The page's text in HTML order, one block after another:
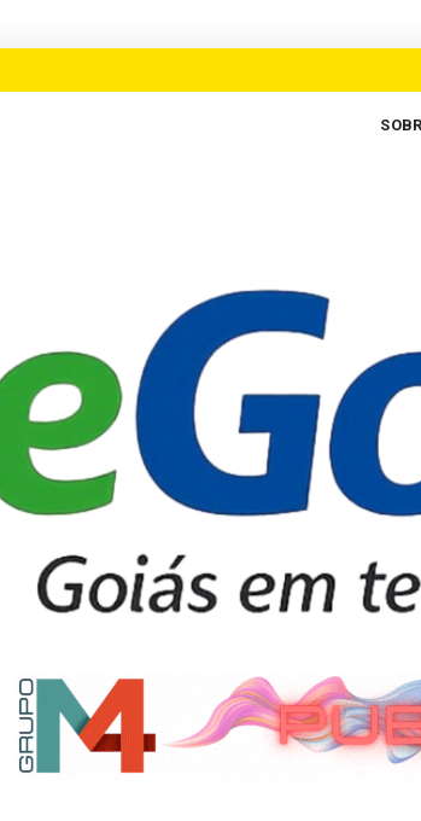
novo ciclo de crescimento em Goiás